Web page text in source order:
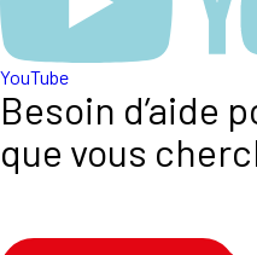
YouTube
Besoin d’aide
que vous